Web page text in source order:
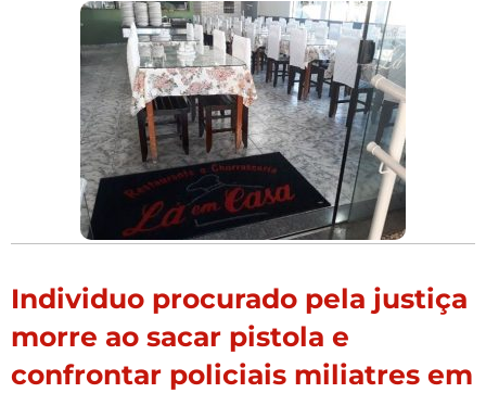
Individuo procurado pela justiça
morre ao sacar pistola e
confrontar policiais miliatres em